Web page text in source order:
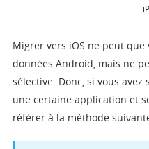
Migrer vers iOS ne peut
données Android, mais ne
sélective. Donc, si vous
une certaine application et
référer à la méthode